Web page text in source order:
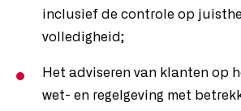
inclusief de controle op
volledigheid;
Het adviseren van klanten op
wet- en regelgeving met